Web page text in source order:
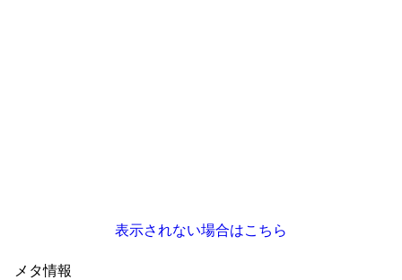
表示されない場合はこちら
メタ情報